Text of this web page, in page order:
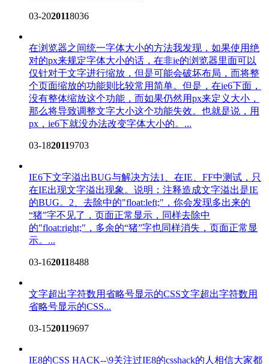
03-2020118036
在浏览器之间统一字体大小的方法我发现，如果使用绝
对的px来规定字体大小的话，在非ie的浏览器里面可以
仅针对于文字进行缩放，但是可能会破坏布局，而将整
个页面缩放的功能则比较常用简单。但是，在ie6下面，
没有整体缩放这个功能，而如果仍然用px来定义大小，
那么将导致调整文字大小这个功能失效。也就是说，用
px，ie6下就没办法改变字体大小的。...
03-1820119703
IE6下文字溢出BUG与解决方法1、在IE、FF中测试，只
在IE出现文字溢出现象。说明：注释造成文字溢出是IE
的BUG。2、去除中的"float:left;"，你会发现多出来的
“猪”字不见了，页面正常显示，同样去除中
的"float:right;"，多余的“猪”字也同样消失，页面正常显
示。...
03-1620118488
文字超出字符数用省略号显示的CSS文字超出字符数用
省略号显示的CSS...
03-1520119697
IE8的CSS HACK--\9关注过IE8的csshack的人相信大家都